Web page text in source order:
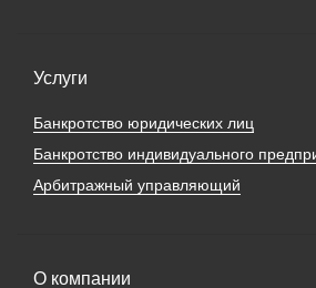
Услуги
Банкротство юридических лиц
Банкротство индивидуального
Арбитражный управляющий
О компании